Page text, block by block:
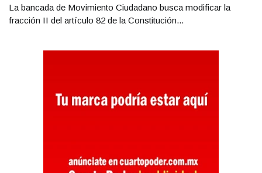
La bancada de Movimiento Ciudadano busca modificar la
fracción II del artículo 82 de la Constitución...